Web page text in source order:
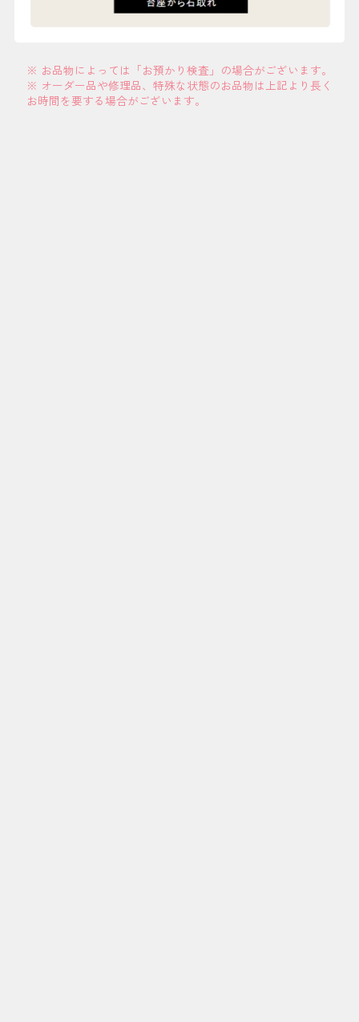
※ お品物によっては「お預かり検査」の場合がございます。
※ オーダー品や修理品、特殊な状態のお品物は上記より長く
お時間を要する場合がございます。